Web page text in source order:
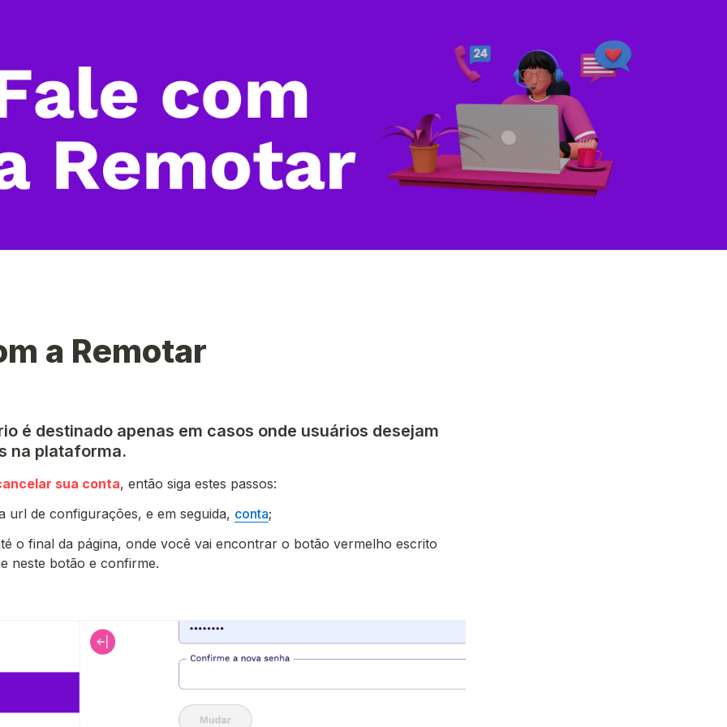
a Remotar
é destinado apenas em casos onde usuários desejam
na plataforma.
sua conta, então siga estes passos:
url de configurações, e em seguida, conta;
o final da página, onde você vai encontrar o botão vermelho escrito